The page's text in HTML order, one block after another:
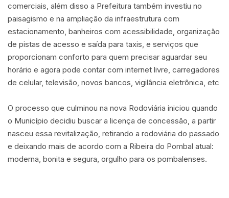
comerciais, além disso a Prefeitura também investiu no
paisagismo e na ampliação da infraestrutura com
estacionamento, banheiros com acessibilidade, organização
de pistas de acesso e saída para taxis, e serviços que
proporcionam conforto para quem precisar aguardar seu
horário e agora pode contar com internet livre, carregadores
de celular, televisão, novos bancos, vigilância eletrônica, etc
O processo que culminou na nova Rodoviária iniciou quando
o Município decidiu buscar a licença de concessão, a partir
nasceu essa revitalização, retirando a rodoviária do passado
e deixando mais de acordo com a Ribeira do Pombal atual:
moderna, bonita e segura, orgulho para os pombalenses.